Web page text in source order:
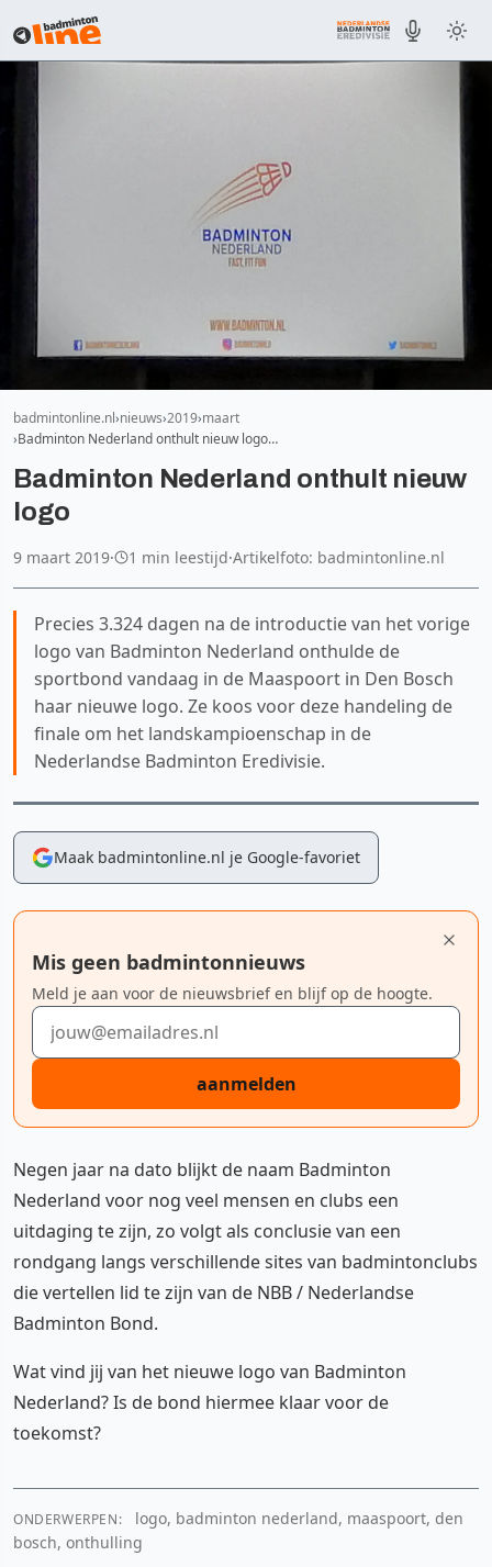
badmintonline.nl nieuws 2019 maart
Badminton Nederland onthult nieuw logo…
Badminton Nederland onthult nieuw
logo
9 maart 2019· 1 min leestijd·Artikelfoto: badmintonline.nl
Precies 3.324 dagen na de introductie van het vorige
logo van Badminton Nederland onthulde de
sportbond vandaag in de Maaspoort in Den Bosch
haar nieuwe logo. Ze koos voor deze handeling de
finale om het landskampioenschap in de
Nederlandse Badminton Eredivisie.
Maak badmintonline.nl je Google-favoriet
Mis geen badmintonnieuws
Meld je aan voor de nieuwsbrief en blijf op de hoogte.
E-mailadres
aanmelden
Negen jaar na dato blijkt de naam Badminton
Nederland voor nog veel mensen en clubs een
uitdaging te zijn, zo volgt als conclusie van een
rondgang langs verschillende sites van badmintonclubs
die vertellen lid te zijn van de NBB / Nederlandse
Badminton Bond.
Wat vind jij van het nieuwe logo van Badminton
Nederland? Is de bond hiermee klaar voor de
toekomst?
ONDERWERPEN:
logo, badminton nederland, maaspoort, den
bosch, onthulling